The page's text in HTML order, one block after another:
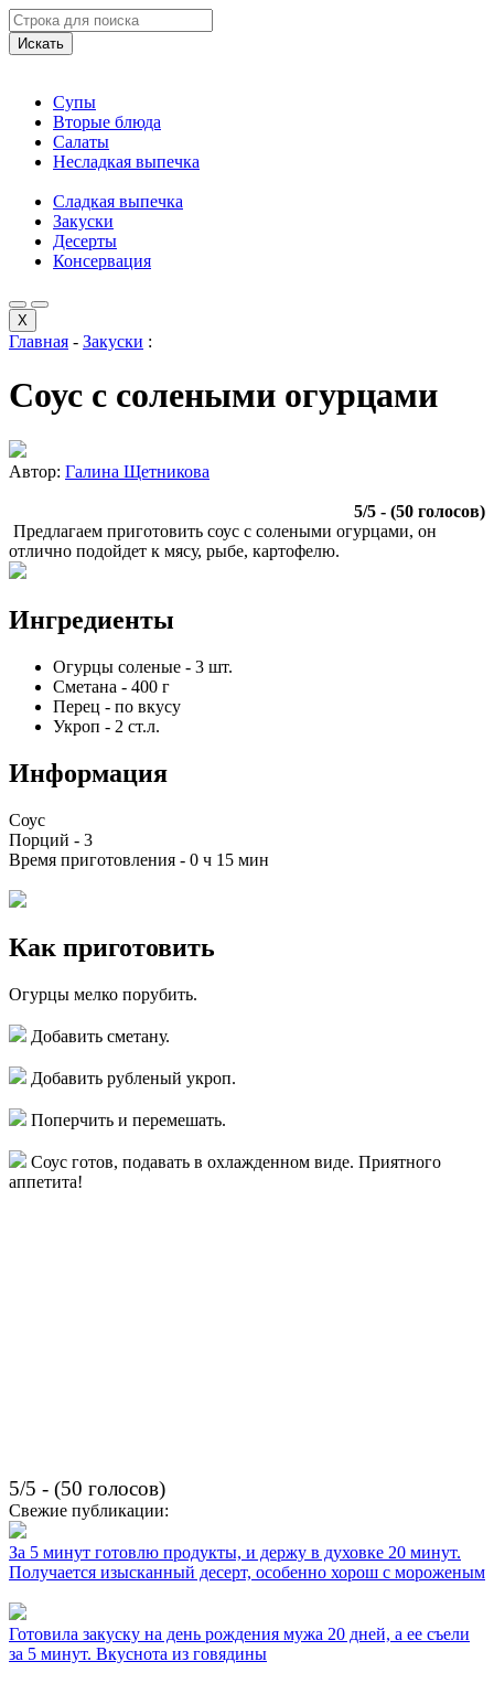
Искать
Супы
Вторые блюда
Салаты
Несладкая выпечка
Сладкая выпечка
Закуски
Десерты
Консервация
X
Главная - Закуски :
Соус с солеными огурцами
Автор: Галина Щетникова
5/5 - (50 голосов)
Предлагаем приготовить соус с солеными огурцами, он
отлично подойдет к мясу, рыбе, картофелю.
Ингредиенты
Огурцы соленые - 3 шт.
Сметана - 400 г
Перец - по вкусу
Укроп - 2 ст.л.
Информация
Соус
Порций - 3
Время приготовления - 0 ч 15 мин
Как приготовить
Огурцы мелко порубить.
Добавить сметану.
Добавить рубленый укроп.
Поперчить и перемешать.
Соус готов, подавать в охлажденном виде. Приятного
аппетита!
5/5 - (50 голосов)
Свежие публикации:
За 5 минут готовлю продукты, и держу в духовке 20 минут.
Получается изысканный десерт, особенно хорош с мороженым
Готовила закуску на день рождения мужа 20 дней, а ее съели
за 5 минут. Вкуснота из говядины